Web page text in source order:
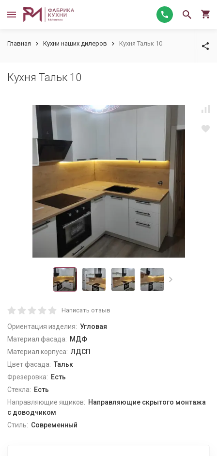
Главная Кухни наших дилеров Кухня Тальк 10
Кухня Тальк 10
Написать отзыв
Ориентация изделия: Угловая
Материал фасада: МДФ
Материал корпуса: ЛДСП
Цвет фасада: Тальк
Фрезеровка: Есть
Стекла: Есть
Направляющие ящиков: Направляющие скрытого монтажа
с доводчиком
Стиль: Современный